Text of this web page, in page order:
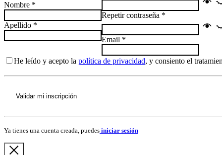
Nombre *
Apellido *
Repetir contraseña *
Email *
He leído y acepto la política de privacidad, y consiento el
Validar mi inscripción
Ya tienes una cuenta creada, puedes iniciar sesión